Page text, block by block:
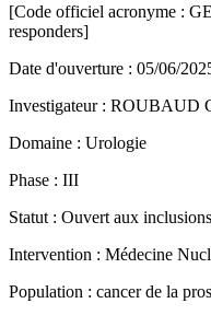
[Code officiel acronyme :
responders]
Date d'ouverture : 05/06/
Investigateur : ROUBAUD
Domaine : Urologie
Phase : III
Statut : Ouvert aux inclusions
Intervention : Médecine
Population : cancer de la